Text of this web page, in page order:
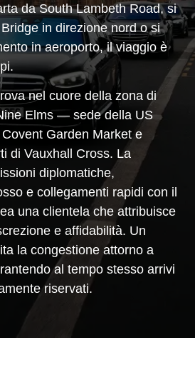
da South Lambeth Road, si
in direzione nord o si
in aeroporto, il viaggio è
nel cuore della zona di
Elms — sede della US
Garden Market e
di Vauxhall Cross. La
diplomatiche,
e collegamenti rapidi con il
una clientela che attribuisce
e affidabilità. Un
la congestione attorno a
al tempo stesso arrivi
riservati.